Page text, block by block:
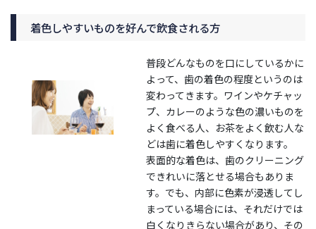
着色しやすいものを好んで飲食される方
普段どんなものを口にしているかに
よって、歯の着色の程度というのは
変わってきます。ワインやケチャッ
プ、カレーのような色の濃いものを
よく食べる人、お茶をよく飲む人な
どは歯に着色しやすくなります。
表面的な着色は、歯のクリーニング
できれいに落とせる場合もありま
す。でも、内部に色素が浸透してし
まっている場合には、それだけでは
白くなりきらない場合があり、その